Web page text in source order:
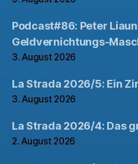
Podcast#86: Peter
Geldvernichtungs-
3. August 2026
La Strada 2026/5: Ein
3. August 2026
La Strada 2026/4: Das
2. August 2026